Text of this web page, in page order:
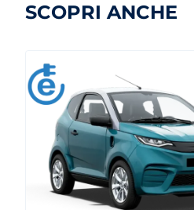
SCOPRI ANCHE